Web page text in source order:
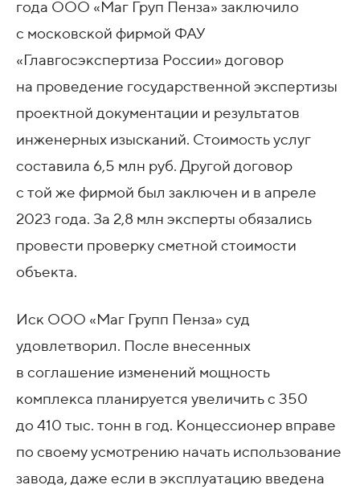
года ООО «Маг Груп Пенза» заключило
с московской фирмой ФАУ
«Главгосэкспертиза России» договор
на проведение государственной экспертизы
проектной документации и результатов
инженерных изысканий. Стоимость услуг
составила 6,5 млн руб. Другой договор
с той же фирмой был заключен и в апреле
2023 года. За 2,8 млн эксперты обязались
провести проверку сметной стоимости
объекта.
Иск ООО «Маг Групп Пенза» суд
удовлетворил. После внесенных
в соглашение изменений мощность
комплекса планируется увеличить с 350
до 410 тыс. тонн в год. Концессионер вправе
по своему усмотрению начать использование
завода, даже если в эксплуатацию введена